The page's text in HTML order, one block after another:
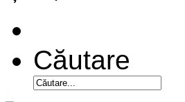
Căutare